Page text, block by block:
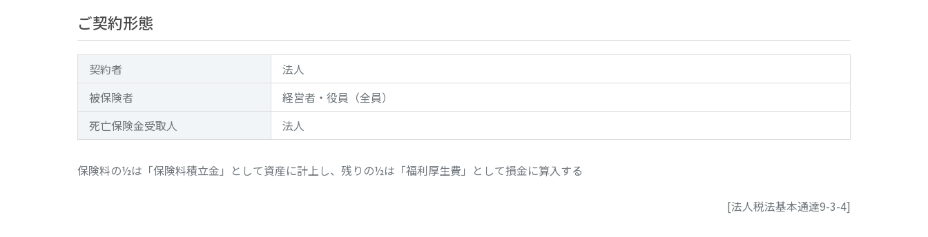
ご契約形態
契約者
法人
被保険者
経営者・役員（全員）
死亡保険金受取人
法人
保険料の½は「保険料積立金」として資産に計上し、残りの½は「福利厚生費」として損金に算入する
[法人税法基本通達9-3-4]